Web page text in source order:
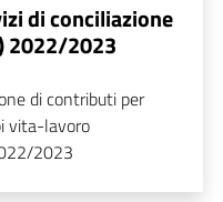
di conciliazione
2022/2023
di contributi per
vita-lavoro
2023